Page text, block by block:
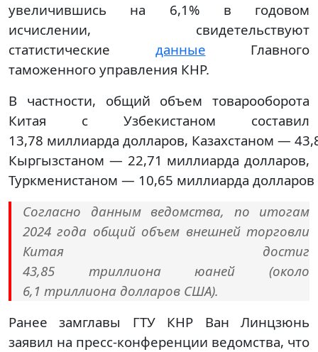
увеличившись на 6,1% в годовом
исчислении, свидетельствуют
статистические данные Главного
таможенного управления КНР.
В частности, общий объем товарооборота
Китая с Узбекистаном составил
13,78 миллиарда долларов, Казахстаном —
Кыргызстаном — 22,71 миллиарда долларов,
Туркменистаном — 10,65 миллиарда
Согласно данным ведомства, по итогам
2024 года общий объем внешней торговли
Китая достиг
43,85 триллиона юаней (около
6,1 триллиона долларов США).
Ранее замглавы ГТУ КНР Ван Линцзюнь
заявил на пресс-конференции ведомства, что